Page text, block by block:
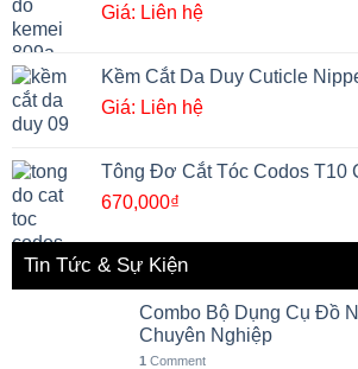
Giá: Liên hệ
Kềm Cắt Da Duy Cuticle
Giá: Liên hệ
Tông Đơ Cắt Tóc Codos T10
670,000₫
Tin Tức & Sự Kiện
Combo Bộ Dụng Cụ Đồ
Chuyên Nghiệp
1 Comment